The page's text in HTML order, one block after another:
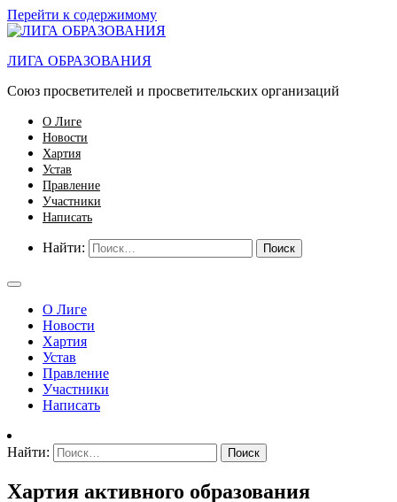
Перейти к содержимому
ЛИГА ОБРАЗОВАНИЯ
Союз просветителей и просветительских организаций
О Лиге
Новости
Хартия
Устав
Правление
Участники
Написать
Найти:
О Лиге
Новости
Хартия
Устав
Правление
Участники
Написать
Найти:
Хартия активного образования